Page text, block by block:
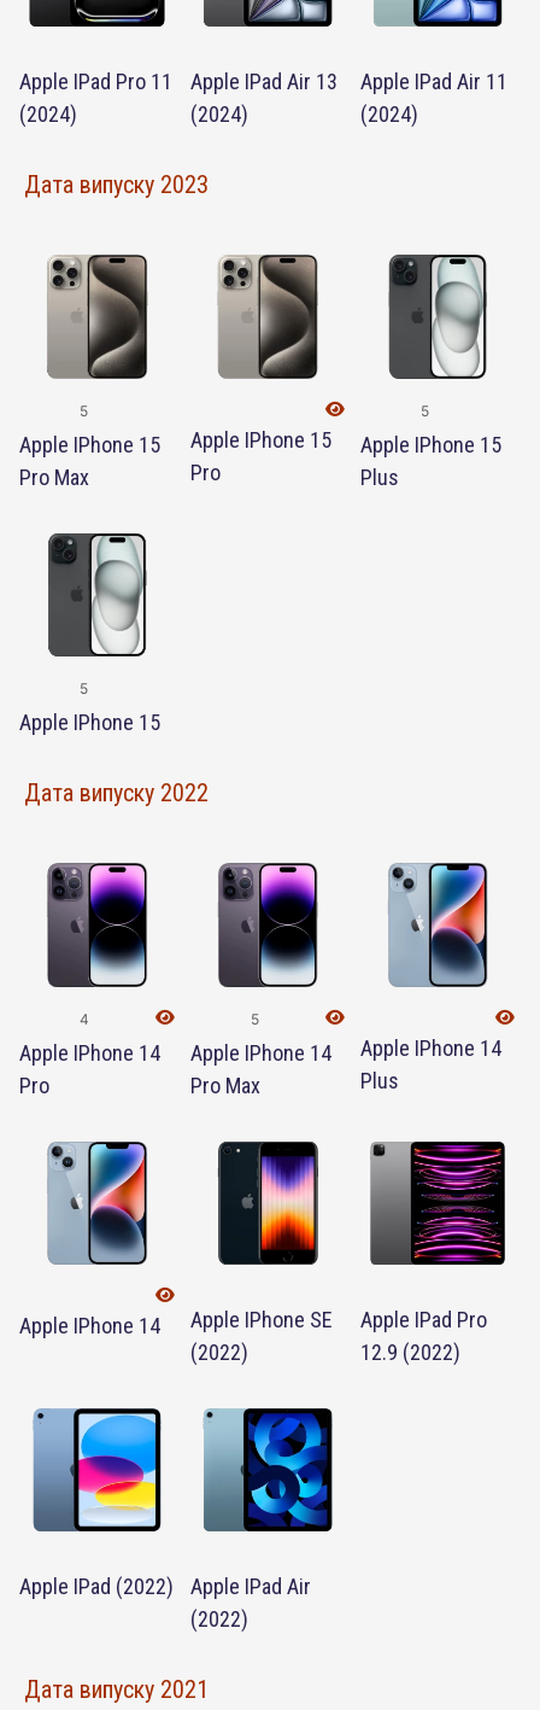
Apple IPad Pro 11
(2024)
Apple IPad Air 13
(2024)
Apple IPad Air 11
(2024)
Дата випуску 2023
5
Apple IPhone 15
Pro Max
Apple IPhone 15
Pro
5
Apple IPhone 15
Plus
5
Apple IPhone 15
Дата випуску 2022
4
Apple IPhone 14
Pro
5
Apple IPhone 14
Pro Max
Apple IPhone 14
Plus
Apple IPhone 14
Apple IPhone SE
(2022)
Apple IPad Pro
12.9 (2022)
Apple IPad (2022)
Apple IPad Air
(2022)
Дата випуску 2021